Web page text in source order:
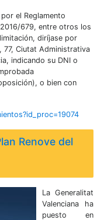
el Reglamento
679, entre otros los
diríjase por
77, Ciutat Administrativa
indicando su DNI o
o bien con
Renove del
La Generalitat
Valenciana ha
puesto en